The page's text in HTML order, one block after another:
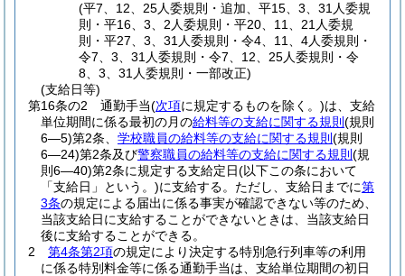
(平7、12、25人委規則・追加、平15、3、31人委規
則・平16、3、2人委規則・平20、11、21人委規
則・平27、3、31人委規則・令4、11、4人委規則・
令7、3、31人委規則・令7、12、25人委規則・令
8、3、31人委規則・一部改正)
(支給日等)
第16条の2
通勤手当(次項に規定するものを除く。)は、支給
単位期間に係る最初の月の給料等の支給に関する規則 (規則
6―5)第2条、 学校職員の給料等の支給に関する規則 (規則
6―24)第2条及び警察職員の給料等の支給に関する規則 (規
則6―40)第2条に規定する支給定日(以下この条において
「支給日」という。)に支給する。 ただし、支給日までに第
3条の規定による届出に係る事実が確認できない等のため、
当該支給日に支給することができないときは、当該支給日
後に支給することができる。
2
第4条第2項の規定により決定する特別急行列車等の利用
に係る特別料金等に係る通勤手当は、支給単位期間の初日